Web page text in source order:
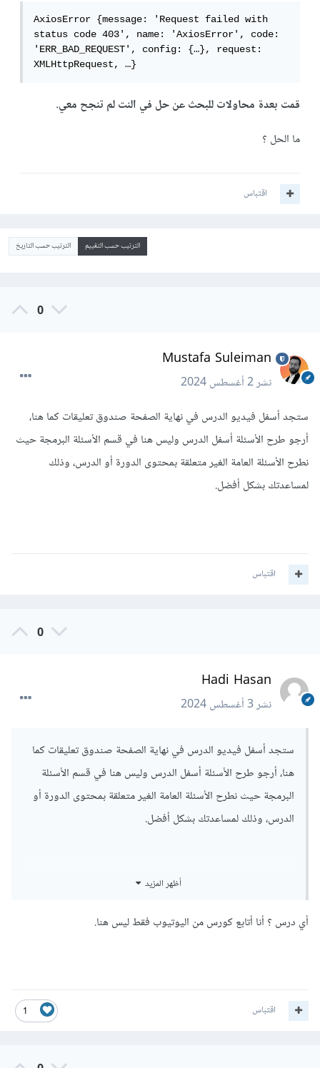
AxiosError {message: 'Request failed with
status code 403', name: 'AxiosError', code:
'ERR_BAD_REQUEST', config: {…}, request:
XMLHttpRequest, …}
قمت بعدة محاولات للبحث عن حل في النت لم تنجح معي.
ما الحل ؟
اقتباس
الترتيب حسب التقييم الترتيب حسب التاريخ
0
Mustafa Suleiman
نشر2 أغسطس 2024
ستجد أسفل فيديو الدرس في نهاية الصفحة صندوق تعليقات كما هنا،
أرجو طرح الأسئلة أسفل الدرس وليس هنا في قسم الأسئلة البرمجة حيث
نطرح الأسئلة العامة الغير متعلقة بمحتوى الدورة أو الدرس، وذلك
لمساعدتك بشكل أفضل.
اقتباس
0
Hadi Hasan
نشر3 أغسطس 2024
ستجد أسفل فيديو الدرس في نهاية الصفحة صندوق تعليقات كما
هنا، أرجو طرح الأسئلة أسفل الدرس وليس هنا في قسم الأسئلة
البرمجة حيث نطرح الأسئلة العامة الغير متعلقة بمحتوى الدورة أو
الدرس، وذلك لمساعدتك بشكل أفضل.
أظهر المزيد
أي درس ؟ أنا أتابع كورس من اليوتيوب فقط ليس هنا.
1 اقتباس